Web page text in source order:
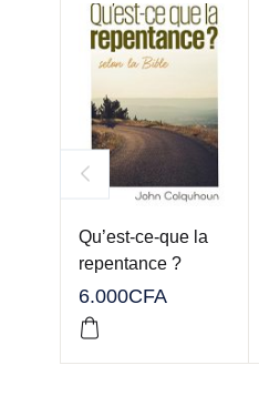
Qu’est-ce-que la
repentance ?
6.000CFA